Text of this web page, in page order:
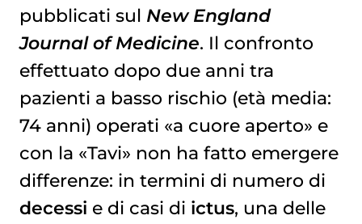
pubblicati sul New England
Journal of Medicine. Il confronto
effettuato dopo due anni tra
pazienti a basso rischio (età media:
74 anni) operati «a cuore aperto» e
con la «Tavi» non ha fatto emergere
differenze: in termini di numero di
decessi e di casi di ictus, una delle